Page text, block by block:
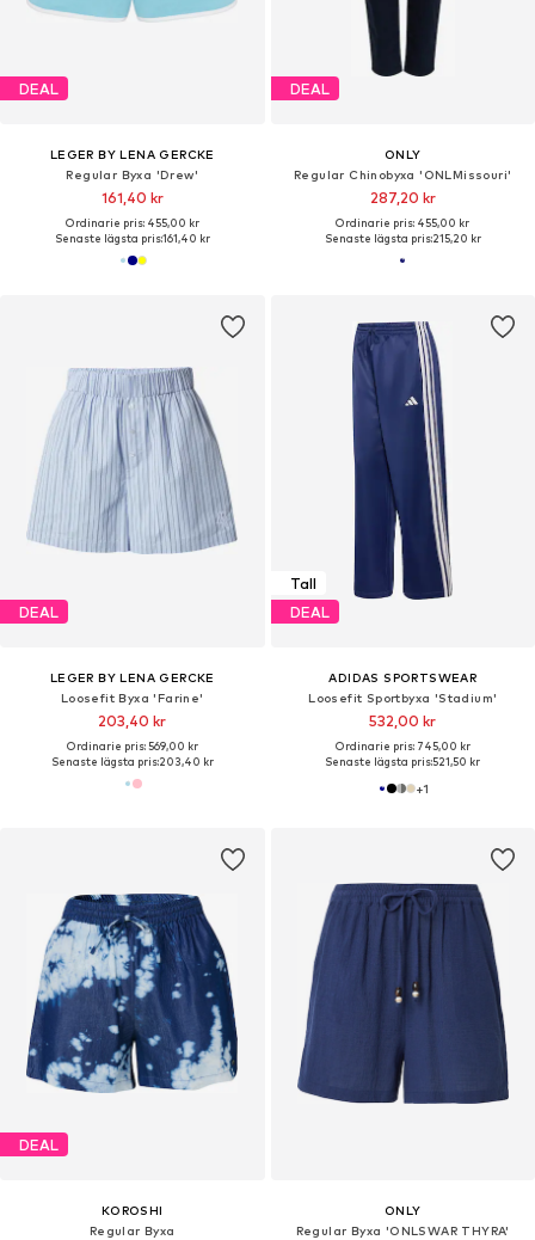
DEAL
LEGER BY LENA GERCKE
Regular Byxa 'Drew'
161,40 kr
Ordinarie pris: 455,00 kr
Senaste lägsta pris:161,40 kr
DEAL
ONLY
Regular Chinobyxa 'ONLMissouri'
287,20 kr
Ordinarie pris: 455,00 kr
Senaste lägsta pris:215,20 kr
DEAL
LEGER BY LENA GERCKE
Loosefit Byxa 'Farine'
203,40 kr
Ordinarie pris: 569,00 kr
Senaste lägsta pris:203,40 kr
Tall
DEAL
ADIDAS SPORTSWEAR
Loosefit Sportbyxa 'Stadium'
532,00 kr
Ordinarie pris: 745,00 kr
Senaste lägsta pris:521,50 kr
+1
DEAL
KOROSHI
Regular Byxa
ONLY
Regular Byxa 'ONLSWAR THYRA'